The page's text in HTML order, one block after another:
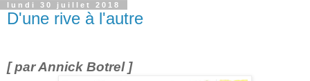
lundi 30 juillet 2018
D'une rive à l'autre
[ par Annick Botrel ]